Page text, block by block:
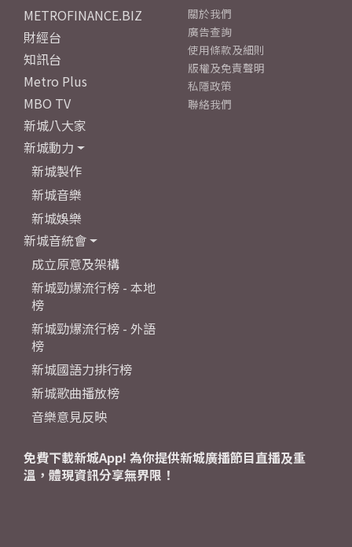
METROFINANCE.BIZ
財經台
知訊台
Metro Plus
MBO TV
新城八大家
新城動力
新城製作
新城音樂
新城娛樂
新城音統會
成立原意及架構
新城勁爆流行榜 - 本地
榜
新城勁爆流行榜 - 外語
榜
新城國語力排行榜
新城歌曲播放榜
音樂意見反映
關於我們
廣告查詢
使用條款及細則
版權及免責聲明
私隱政策
聯絡我們
免費下載新城App! 為你提供新城廣播節目直播及重
溫，體現資訊分享無界限！